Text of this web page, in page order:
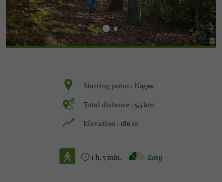
Starting point : Nages
Total distance : 5,5 km
Elevation : 186 m
1 h. 5 min. Easy